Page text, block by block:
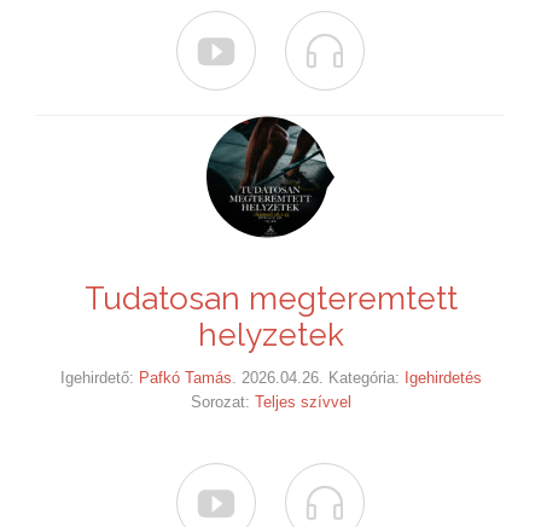
 
Tudatosan megteremtett
helyzetek
Igehirdető: Pafkó Tamás . 2026.04.26. Kategória: Igehirdetés
Sorozat: Teljes szívvel
 